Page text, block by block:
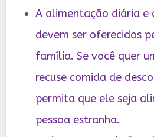
A alimentação diária e
devem ser oferecidos
família. Se você quer
recuse comida de
permita que ele seja
pessoa estranha.